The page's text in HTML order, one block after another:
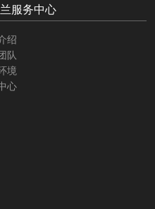
服务中心
绍
队
境
心